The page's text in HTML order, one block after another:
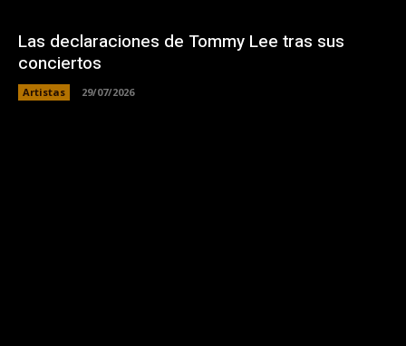
Las declaraciones de Tommy Lee tras sus
conciertos
Artistas 29/07/2026